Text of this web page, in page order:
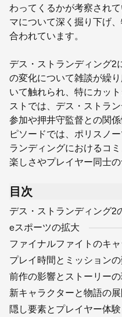
わってくるかが考察され
マについて深く掘り下げ
合われています。
デス・ストランディング2
の変化について雑談が繰
いて触れられ、特にカッ
ストでは、デス・ストラ
参加や押井守監督との関
ピソードでは、ポリスノ
ランディングにおけるコ
楽しさやプレイヤー同士
目次
デス・ストランディング2
eスポーツの拡大
ファイナルファイトのキ
プレイ時間とミッションの
前作の影響とストーリー
新キャラクターと物語の
隠し要素とプレイヤー体験